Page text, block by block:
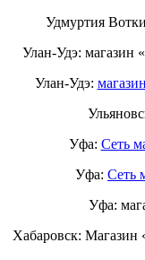
Удмуртия
Улан-Удэ: магазин
Улан-Удэ:
Уфа: Сеть
Уфа: Сеть
Уфа:
Хабаровск: Магазин